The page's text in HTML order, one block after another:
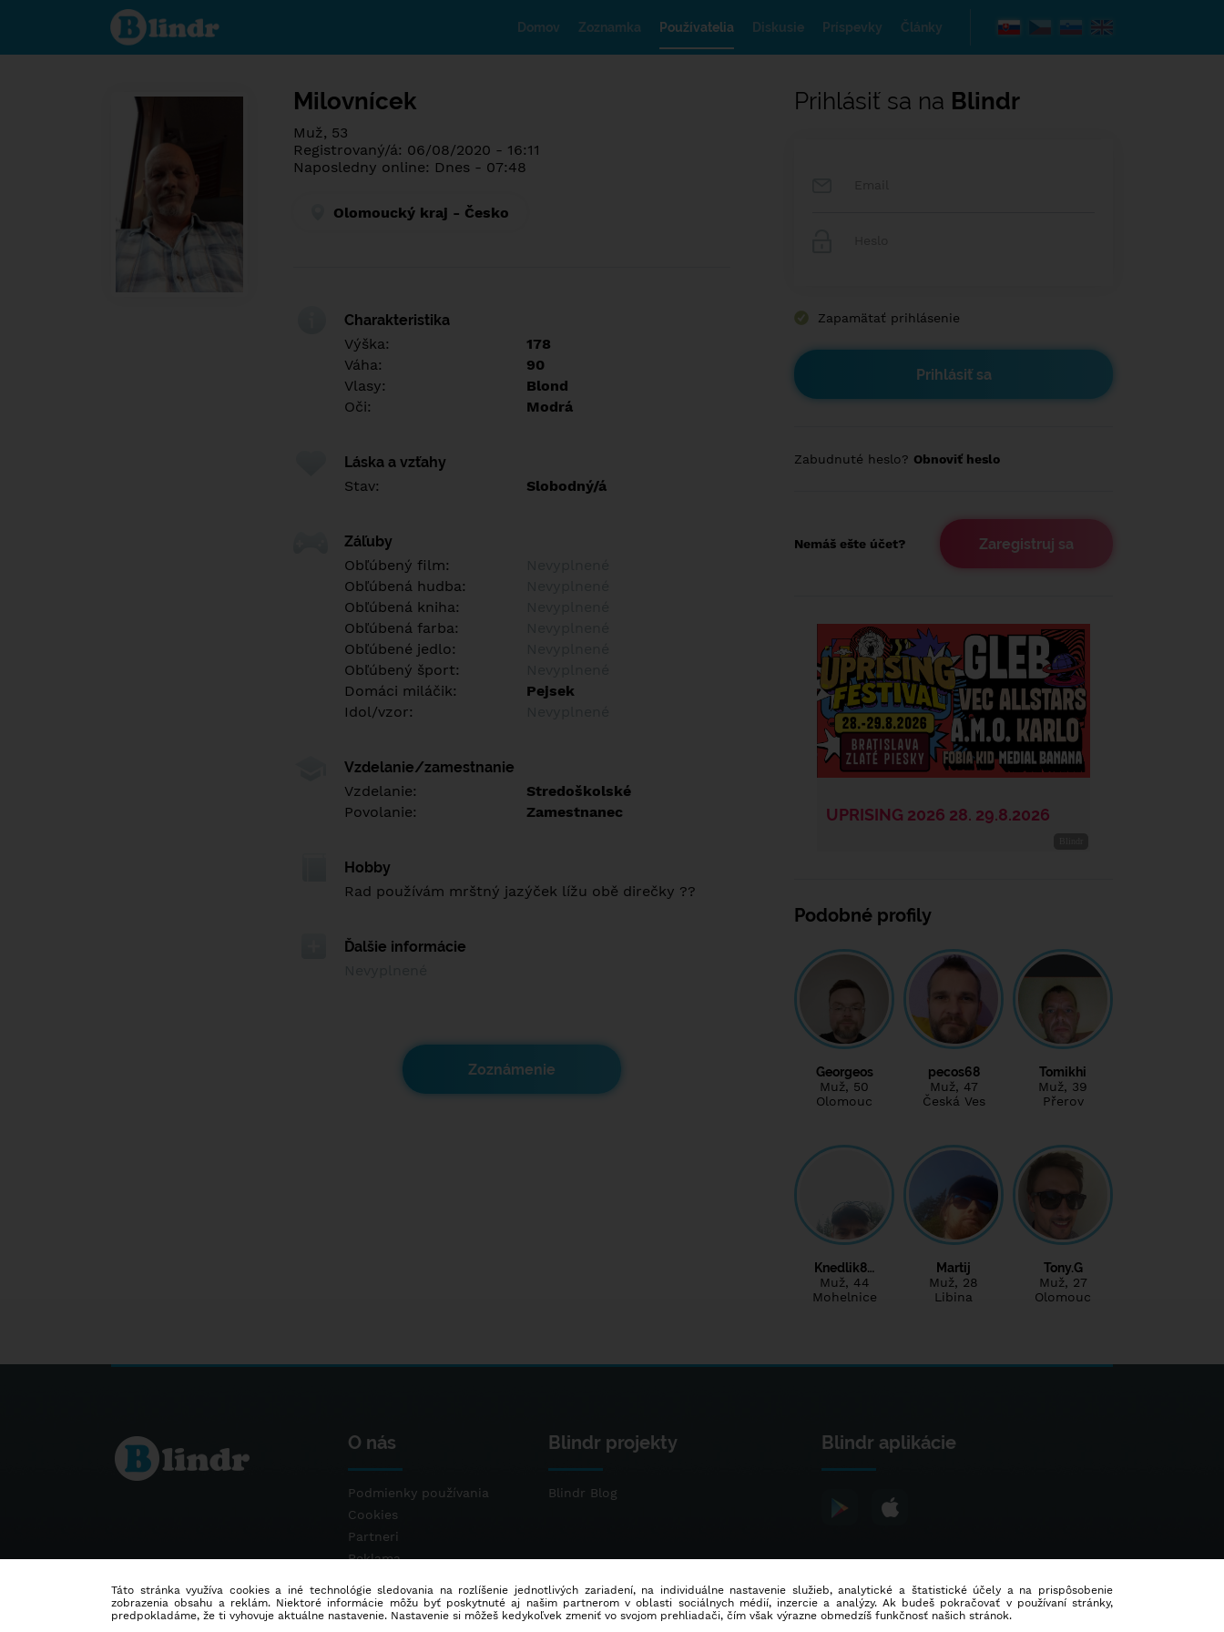
Spoznaj čo je
pod maskou.
Zoznamovacia
Domov Zoznamka Používatelia Diskusie Príspevky Články
Milovnícek
Muž, 53
Registrovaný/á: 06/08/2020 - 16:11
Naposledny online: Dnes - 07:48
Olomoucký kraj - Česko
Charakteristika
Výška:
178
Váha:
90
Vlasy:
Blond
Oči:
Modrá
Láska a vzťahy
Stav:
Slobodný/á
Záľuby
Obľúbený film:
Obľúbená hudba:
Obľúbená kniha:
Obľúbená farba:
Obľúbené jedlo:
Obľúbený šport:
Domáci miláčik:
Pejsek
Idol/vzor:
Vzdelanie/zamestnanie
Vzdelanie:
Stredoškolské
Povolanie:
Zamestnanec
Hobby
Rad používám mrštný jazýček lížu obě direčky ??
Ďalšie informácie
Zoznámenie
Prihlásiť sa na Blindr
Zapamätať prihlásenie
Zabudnuté heslo? Obnoviť heslo
Nemáš ešte účet? Zaregistruj sa
Podobné profily
Georgeos
Muž, 50
Olomouc
pecos68
Muž, 47
Česká Ves
Tomikhi
Muž, 39
Přerov
Knedlik8…
Muž, 44
Mohelnice
Martij
Muž, 28
Libina
Tony.G
Muž, 27
Olomouc
O nás
Podmienky používania
Cookies
Partneri
Reklama
Blindr projekty
Blindr Blog
Blindr aplikácie
Táto stránka využíva cookies a iné technológie sledovania na rozlíšenie jednotlivých zariadení, na individuálne nastavenie služieb, analytické a štatistické účely a na prispôsobenie
zobrazenia obsahu a reklám. Niektoré informácie môžu byť poskytnuté aj našim partnerom v oblasti sociálnych médií, inzercie a analýzy. Ak budeš pokračovať v používaní stránky,
predpokladáme, že ti vyhovuje aktuálne nastavenie. Nastavenie si môžeš kedykoľvek zmeniť vo svojom prehliadači, čím však výrazne obmedzíš funkčnosť našich stránok.